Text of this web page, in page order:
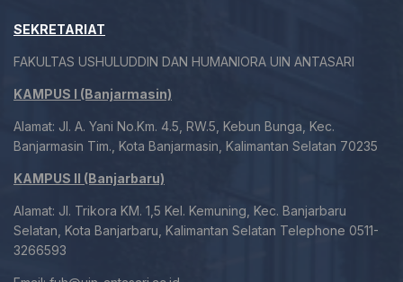
SEKRETARIAT
FAKULTAS USHULUDDIN DAN HUMANIORA UIN ANTASARI
KAMPUS I (Banjarmasin)
Alamat: Jl. A. Yani No.Km. 4.5, RW.5, Kebun Bunga, Kec.
Banjarmasin Tim., Kota Banjarmasin, Kalimantan Selatan 70235
KAMPUS II (Banjarbaru)
Alamat: Jl. Trikora KM. 1,5 Kel. Kemuning, Kec. Banjarbaru
Selatan, Kota Banjarbaru, Kalimantan Selatan Telephone 0511-
3266593